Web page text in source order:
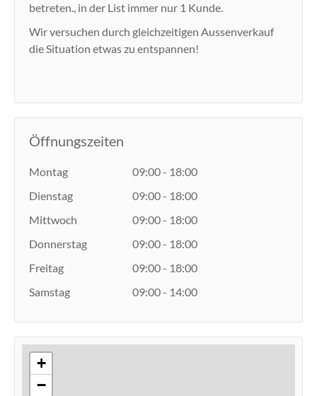
betreten., in der List immer nur 1 Kunde.
Wir versuchen durch gleichzeitigen Aussenverkauf
die Situation etwas zu entspannen!
Öffnungszeiten
Montag
09:00 - 18:00
Dienstag
09:00 - 18:00
Mittwoch
09:00 - 18:00
Donnerstag
09:00 - 18:00
Freitag
09:00 - 18:00
Samstag
09:00 - 14:00
+
−